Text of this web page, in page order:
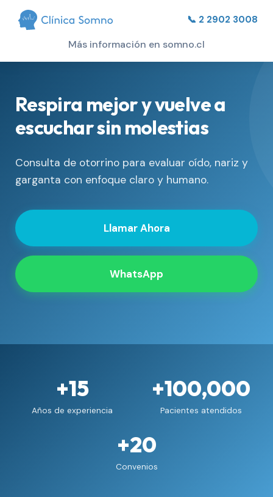
📞 2 2902 3008
Más información en somno.cl
Respira mejor y vuelve a
escuchar sin molestias
Consulta de otorrino para evaluar oído, nariz y
garganta con enfoque claro y humano.
Llamar Ahora
WhatsApp
+15
Años de experiencia
+100,000
Pacientes atendidos
+20
Convenios